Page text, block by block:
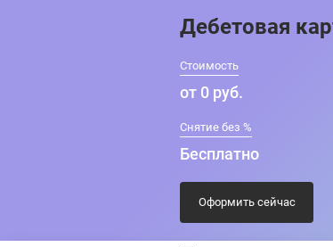
Дебетовая
Стоимость
от 0 руб.
Снятие без %
Бесплатно
Оформить сейчас